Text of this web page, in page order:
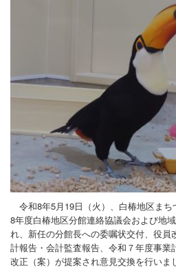
中津川地区まちづくりセンター
各地区まちづくりセンターの紹介
飯豊町公民館連絡協議会
飯豊町町民総合センター「あ～す」
地域づくり活動
プロフィール
お問合せ
令和8年5月19日（火）、白椿地区ま
8年度白椿地区分館連絡協議会および地
れ、新任の分館長への委嘱状交付、役員
計報告・会計監査報告、令和７年度事業
改正（案）が提案され意見交換を行いま